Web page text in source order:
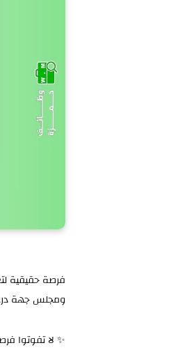
فرصة حقيقية
ومجلس جهة
✨ لا تفوتوا